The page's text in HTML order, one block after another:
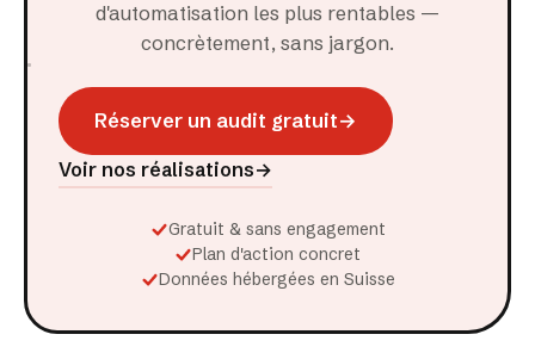
d'automatisation les plus rentables —
concrètement, sans jargon.
Réserver un audit gratuit→
Voir nos réalisations→
Gratuit & sans engagement
Plan d'action concret
Données hébergées en Suisse